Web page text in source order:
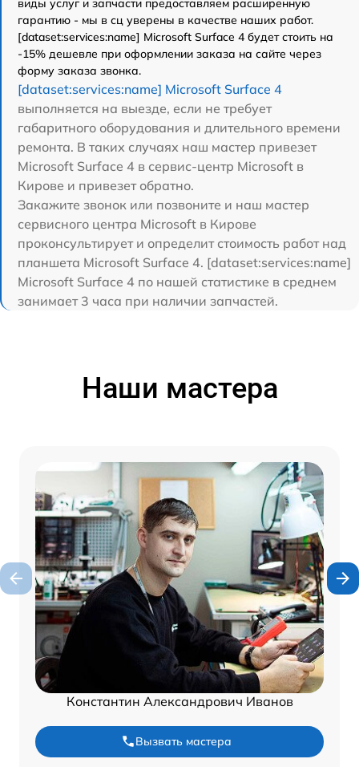
гарантию - мы в сц уверены в качестве наших работ.
[dataset:services:name] Microsoft Surface 4 будет стоить на
-15% дешевле при оформлении заказа на сайте через
форму заказа звонка.
[dataset:services:name] Microsoft Surface 4
выполняется на выезде, если не требует
габаритного оборудования и длительного времени
ремонта. В таких случаях наш мастер привезет
Microsoft Surface 4 в сервис-центр Microsoft в
Кирове и привезет обратно.
Закажите звонок или позвоните и наш мастер
сервисного центра Microsoft в Кирове
проконсультирует и определит стоимость работ над
планшета Microsoft Surface 4. [dataset:services:name]
Microsoft Surface 4 по нашей статистике в среднем
занимает 3 часа при наличии запчастей.
Наши мастера
Константин Александрович Иванов
Вызвать мастера